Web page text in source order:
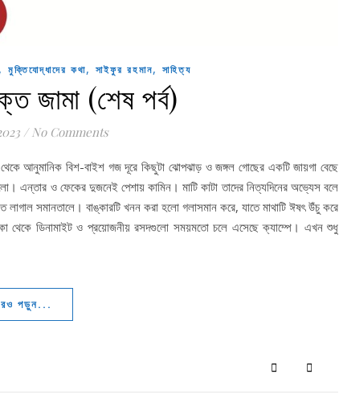
, মুক্তিযোদ্ধাদের কথা, সাইফুর রহমান, সাহিত্য
জামা (শেষ পর্ব)
/ No Comments
আনুমানিক বিশ-বাইশ গজ দূরে কিছুটা ঝোপঝাড় ও জঙ্গল গোছের একটি জায়গা বেছে
এন্তার ও ফেকের দুজনেই পেশায় কামিন। মাটি কাটা তাদের নিত্যদিনের অভ্যেস বলে
সমানতালে। বাঙ্কারটি খনন করা হলো গলাসমান করে, যাতে মাথাটি ঈষৎ উঁচু করে
থেকে ডিনামাইট ও প্রয়োজনীয় রসদগুলো সময়মতো চলে এসেছে ক্যাম্পে। এখন শুধু
পড়ুন...